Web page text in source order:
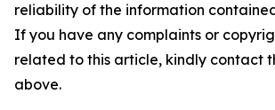
reliability of the information
If you have any complaints or
related to this article, kindly contact
above.